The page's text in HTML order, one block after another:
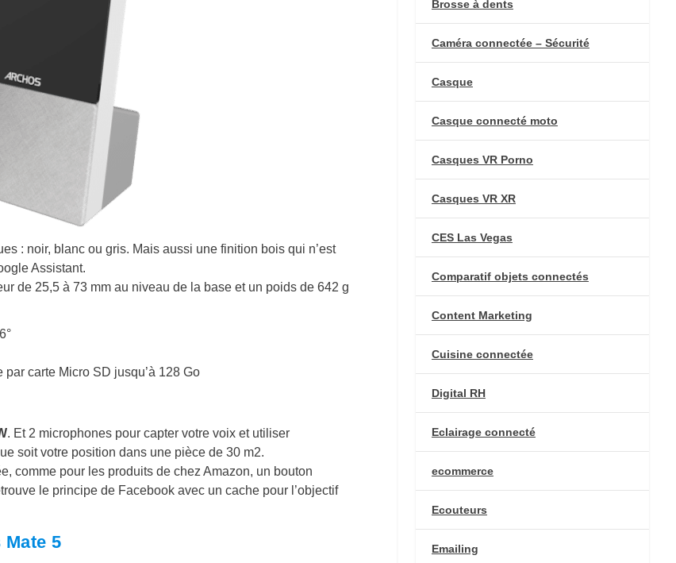
: noir, blanc ou gris. Mais aussi une finition bois qui n’est
Assistant.
de 25,5 à 73 mm au niveau de la base et un poids de 642 g
carte Micro SD jusqu’à 128 Go
. Et 2 microphones pour capter votre voix et utiliser
soit votre position dans une pièce de 30 m2.
comme pour les produits de chez Amazon, un bouton
le principe de Facebook avec un cache pour l’objectif
5
Brosse à dents
Caméra connectée – Sécurité
Casque
Casque connecté moto
Casques VR Porno
Casques VR XR
CES Las Vegas
Comparatif objets connectés
Content Marketing
Cuisine connectée
Digital RH
Eclairage connecté
ecommerce
Ecouteurs
Emailing